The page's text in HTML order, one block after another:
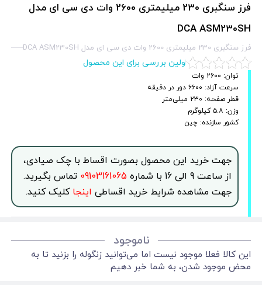
فرز سنگبری 230 میلیمتری 2600 وات دی سی ای مدل
DCA ASM230SH
فرز سنگبری 230 میلیمتری 2600 وات دی سی ای مدل DCA ASM230SH
اولین بررسی برای این محصول
توان: ۲۶۰۰ وات
سرعت آزاد: ۶۶۰۰ دور در دقیقه
قطر صفحه: ۲۳۰ میلی‌متر
وزن: ۵.۸ کیلوگرم
کشور سازنده: چین
جهت خرید این محصول بصورت اقساط با چک صیادی،
از ساعت 9 الی 16 با شماره
09103161065 تماس بگیرید.
جهت مشاهده شرایط خرید اقساطی اینجاکلیک کنید.
ناموجود
این کالا فعلا موجود نیست اما می‌توانید زنگوله را بزنید تا به
محض موجود شدن، به شما خبر دهیم